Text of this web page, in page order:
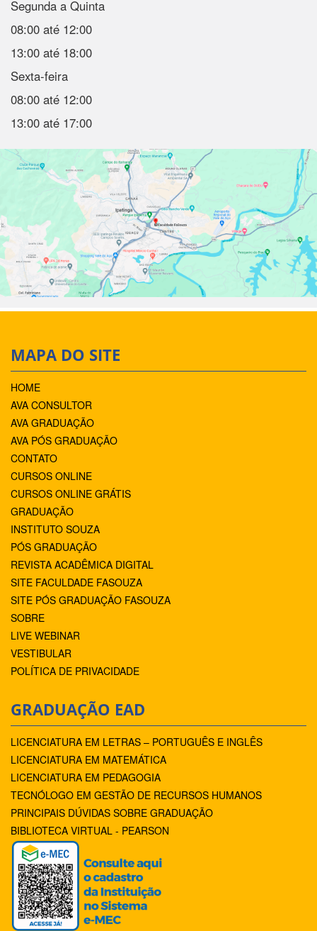
Segunda a Quinta
08:00 até 12:00
13:00 até 18:00
Sexta-feira
08:00 até 12:00
13:00 até 17:00
MAPA DO SITE
HOME
AVA CONSULTOR
AVA GRADUAÇÃO
AVA PÓS GRADUAÇÃO
CONTATO
CURSOS ONLINE
CURSOS ONLINE GRÁTIS
GRADUAÇÃO
INSTITUTO SOUZA
PÓS GRADUAÇÃO
REVISTA ACADÊMICA DIGITAL
SITE FACULDADE FASOUZA
SITE PÓS GRADUAÇÃO FASOUZA
SOBRE
LIVE WEBINAR
VESTIBULAR
POLÍTICA DE PRIVACIDADE
GRADUAÇÃO EAD
LICENCIATURA EM LETRAS – PORTUGUÊS E INGLÊS
LICENCIATURA EM MATEMÁTICA
LICENCIATURA EM PEDAGOGIA
TECNÓLOGO EM GESTÃO DE RECURSOS HUMANOS
PRINCIPAIS DÚVIDAS SOBRE GRADUAÇÃO
BIBLIOTECA VIRTUAL - PEARSON